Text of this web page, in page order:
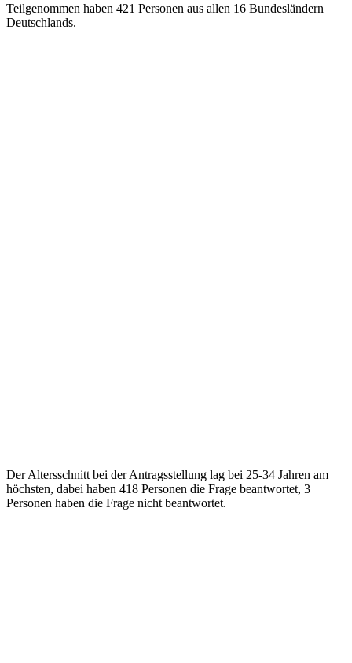
Teilgenommen haben 421 Personen aus allen 16 Bundesländern
Deutschlands.
Der Altersschnitt bei der Antragsstellung lag bei 25-34 Jahren am
höchsten, dabei haben 418 Personen die Frage beantwortet, 3
Personen haben die Frage nicht beantwortet.